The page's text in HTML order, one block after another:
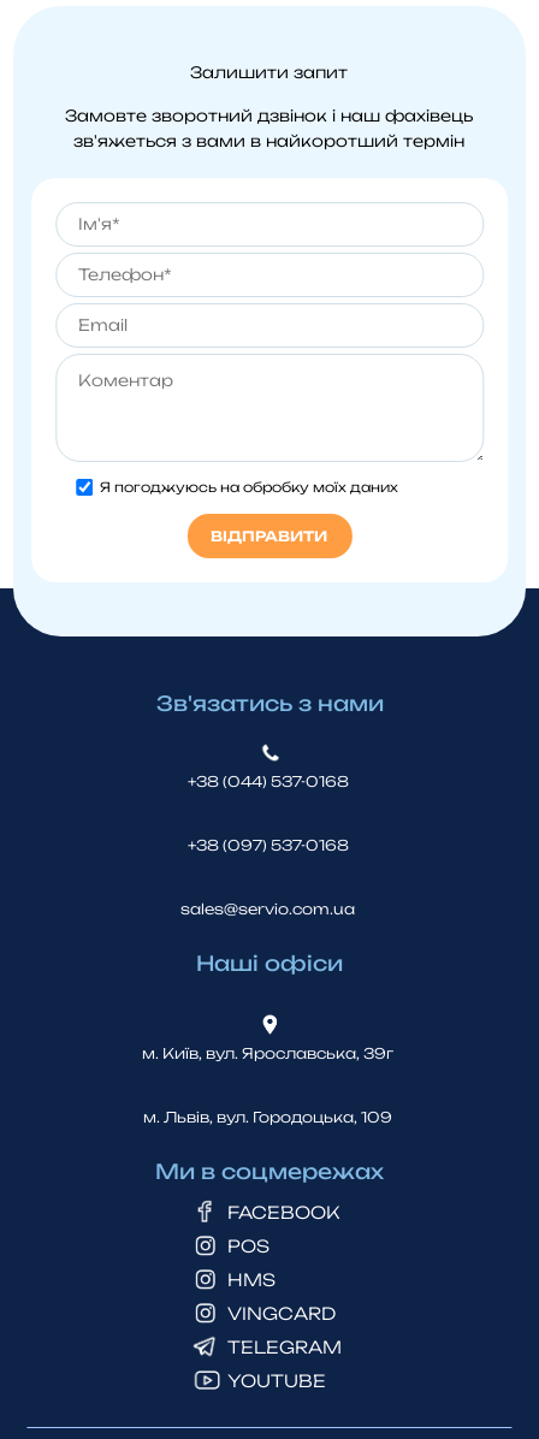
Залишити запит
Замовте зворотний дзвінок і наш фахівець
зв'яжетьсяз вами в найкоротший термін
Я погоджуюсь на обробку моїх даних
Зв'язатись з нами
+38 (044) 537-0168
+38 (097) 537-0168
sales@servio.com.ua
Наші офіси
м. Київ, вул. Ярославська, 39г
м. Львiв, вул. Городоцька, 109
Ми в соцмережах
FACEBOOK
POS
HMS
VINGCARD
TELEGRAM
YOUTUBE